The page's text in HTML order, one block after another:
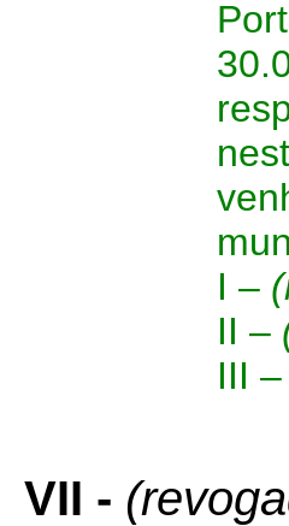
I –
II –
III –
VII -